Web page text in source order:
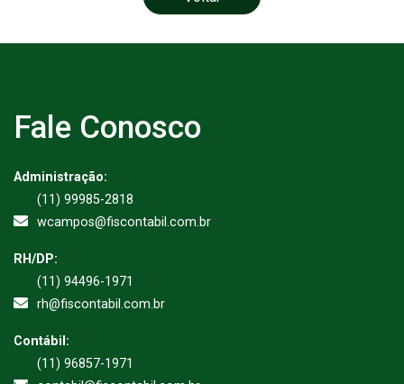
Fale Conosco
Administração:
(11) 99985-2818
wcampos@fiscontabil.com.br
RH/DP:
(11) 94496-1971
rh@fiscontabil.com.br
Contábil:
(11) 96857-1971